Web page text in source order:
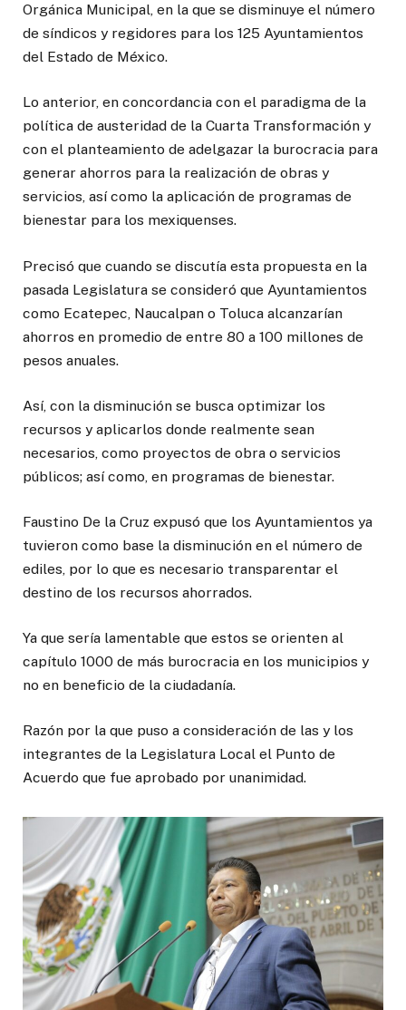
Orgánica Municipal, en la que se disminuye el número
de síndicos y regidores para los 125 Ayuntamientos
del Estado de México.
Lo anterior, en concordancia con el paradigma de la
política de austeridad de la Cuarta Transformación y
con el planteamiento de adelgazar la burocracia para
generar ahorros para la realización de obras y
servicios, así como la aplicación de programas de
bienestar para los mexiquenses.
Precisó que cuando se discutía esta propuesta en la
pasada Legislatura se consideró que Ayuntamientos
como Ecatepec, Naucalpan o Toluca alcanzarían
ahorros en promedio de entre 80 a 100 millones de
pesos anuales.
Así, con la disminución se busca optimizar los
recursos y aplicarlos donde realmente sean
necesarios, como proyectos de obra o servicios
públicos; así como, en programas de bienestar.
Faustino De la Cruz expusó que los Ayuntamientos ya
tuvieron como base la disminución en el número de
ediles, por lo que es necesario transparentar el
destino de los recursos ahorrados.
Ya que sería lamentable que estos se orienten al
capítulo 1000 de más burocracia en los municipios y
no en beneficio de la ciudadanía.
Razón por la que puso a consideración de las y los
integrantes de la Legislatura Local el Punto de
Acuerdo que fue aprobado por unanimidad.